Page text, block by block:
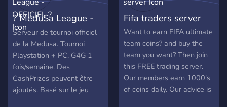
konkurencija ir
bendruomenė, kuri gyvuoja
jau daugelį metų.
? MeduSa League -
OFFICIEL ?
Serveur de tournoi officiel
de la Medusa. Tournoi
Playstation + PC. G4G 1
fois/semaine. Des
CashPrizes peuvent être
ajoutés. Basé sur le jeu
Fifa traders server
Want to earn FIFA ultimate
team coins? and buy the
team you want? Then join
this FREE trading server.
Our members earn 1000's
of coins daily. Our advice is